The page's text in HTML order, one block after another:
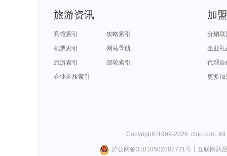
旅游资讯
宾馆索引
攻略索引
机票索引
网站导航
旅游索引
邮轮索引
企业差旅索引
加
分销联
企业礼
代理合
更多加
Copyright©1999-2026, ctrip.com.
沪公网备31010502002731号丨 互联网药